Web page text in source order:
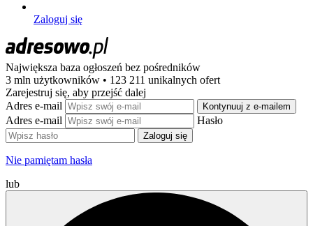
Zaloguj się
Największa baza ogłoszeń bez pośredników
3 mln użytkowników • 123 211 unikalnych ofert
Zarejestruj się, aby przejść dalej
Adres e-mail
Kontynuuj z e-mailem
Adres e-mail Hasło
Zaloguj się
Nie pamiętam hasła
lub